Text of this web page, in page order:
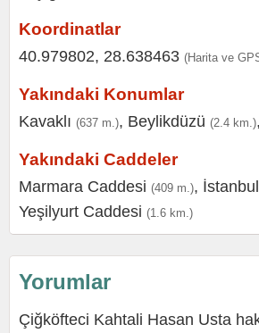
Koordinatlar
40.979802, 28.638463 (Harita ve
Yakındaki Konumlar
Kavaklı (637 m.), Beylikdüzü (2.4 km.),
Yakındaki Caddeler
Marmara Caddesi (409 m.),
Yeşilyurt Caddesi (1.6 km.)
Yorumlar
Çiğköfteci Kahtali Hasan Usta